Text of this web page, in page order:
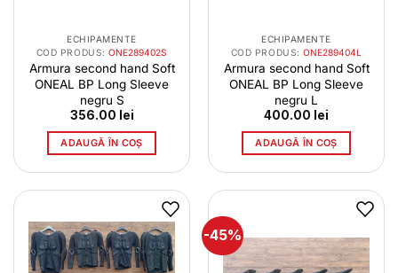
ECHIPAMENTE
COD PRODUS:ONE289402S
Armura second hand Soft
ONEAL BP Long Sleeve
negru S
356.00 lei
ADAUGĂ ÎN COȘ
ECHIPAMENTE
COD PRODUS:ONE289404L
Armura second hand Soft
ONEAL BP Long Sleeve
negru L
400.00 lei
ADAUGĂ ÎN COȘ
-45%